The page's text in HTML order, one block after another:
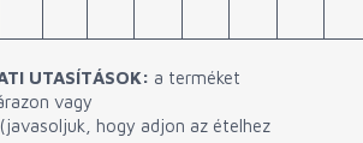
UTASÍTÁSOK: a terméket
vagy
hogy adjon az ételhez